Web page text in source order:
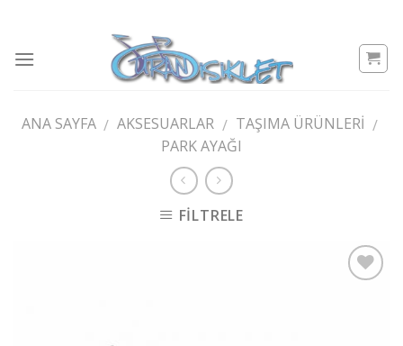
content
ANA SAYFA / AKSESUARLAR / TAŞIMA ÜRÜNLERI /
PARK AYAĞI
FILTRELE